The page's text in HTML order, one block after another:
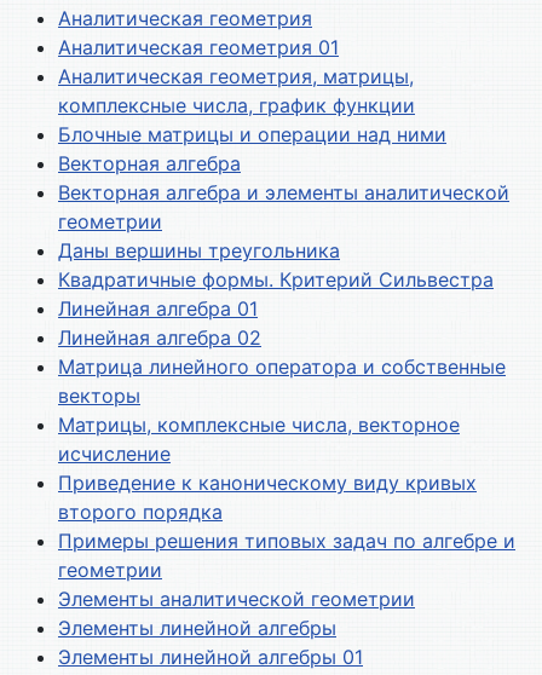
Аналитическая геометрия
Аналитическая геометрия 01
Аналитическая геометрия, матрицы,
комплексные числа, график функции
Блочные матрицы и операции над ними
Векторная алгебра
Векторная алгебра и элементы аналитической
геометрии
Даны вершины треугольника
Квадратичные формы. Критерий Сильвестра
Линейная алгебра 01
Линейная алгебра 02
Матрица линейного оператора и собственные
векторы
Матрицы, комплексные числа, векторное
исчисление
Приведение к каноническому виду кривых
второго порядка
Примеры решения типовых задач по алгебре и
геометрии
Элементы аналитической геометрии
Элементы линейной алгебры
Элементы линейной алгебры 01